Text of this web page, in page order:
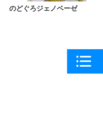
のどぐろジェノベーゼ